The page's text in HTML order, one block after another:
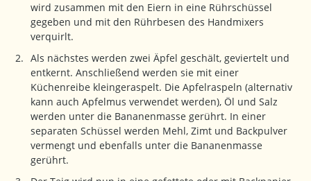
wird zusammen mit den Eiern in eine Rührschüssel
gegeben und mit den Rührbesen des Handmixers
verquirlt.
Als nächstes werden zwei Äpfel geschält, geviertelt und
entkernt. Anschließend werden sie mit einer
Küchenreibe kleingeraspelt. Die Apfelraspeln (alternativ
kann auch Apfelmus verwendet werden), Öl und Salz
werden unter die Bananenmasse gerührt. In einer
separaten Schüssel werden Mehl, Zimt und Backpulver
vermengt und ebenfalls unter die Bananenmasse
gerührt.